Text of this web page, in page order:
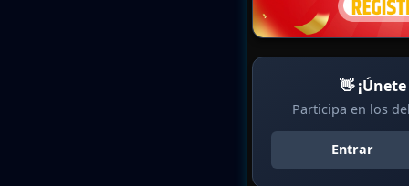
👋
Participa en los
Entrar